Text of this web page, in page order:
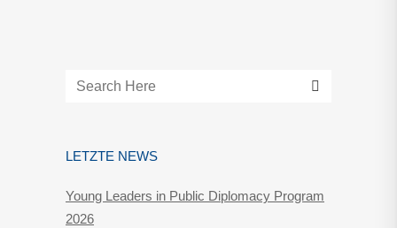
LETZTE NEWS
Young Leaders in Public Diplomacy Program
2026